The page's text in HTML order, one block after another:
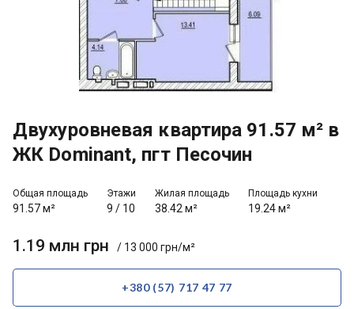
Двухуровневая квартира 91.57 м² в
ЖК Dominant, пгт Песочин
Общая площадь
91.57 м²
Этажи
9 / 10
Жилая площадь
38.42 м²
Площадь кухни
19.24 м²
1.19 млн грн / 13 000 грн/м²
+380 (57) 717 47 77